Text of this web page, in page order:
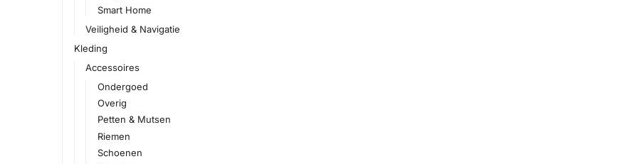
Smart Home
Veiligheid & Navigatie
Kleding
Accessoires
Ondergoed
Overig
Petten & Mutsen
Riemen
Schoenen